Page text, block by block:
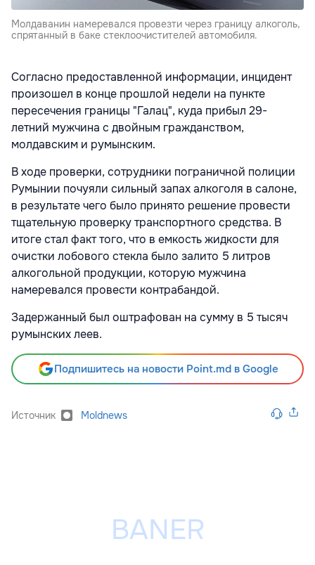
Молдаванин намеревался провезти через границу алкоголь,
спрятанный в баке стеклоочистителей автомобиля.
Согласно предоставленной информации, инцидент
произошел в конце прошлой недели на пункте
пересечения границы "Галац", куда прибыл 29-
летний мужчина с двойным гражданством,
молдавским и румынским.
В ходе проверки, сотрудники пограничной полиции
Румынии почуяли сильный запах алкоголя в салоне,
в результате чего было принято решение провести
тщательную проверку транспортного средства. В
итоге стал факт того, что в емкость жидкости для
очистки лобового стекла было залито 5 литров
алкогольной продукции, которую мужчина
намеревался провести контрабандой.
Задержанный был оштрафован на сумму в 5 тысяч
румынских леев.
Подпишитесь на новости Point.md в Google
Источник Moldnews